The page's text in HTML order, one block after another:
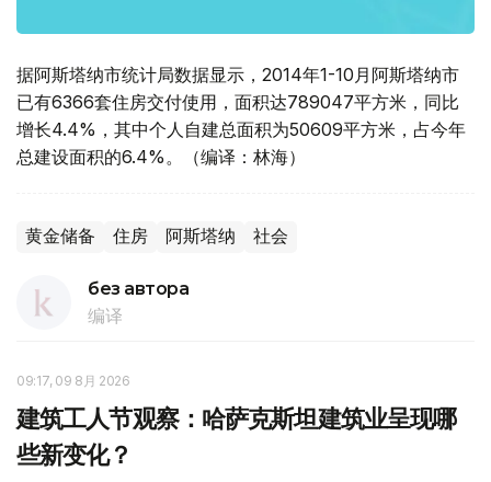
据阿斯塔纳市统计局数据显示，2014年1-10月阿斯塔纳市
已有6366套住房交付使用，面积达789047平方米，同比
增长4.4%，其中个人自建总面积为50609平方米，占今年
总建设面积的6.4%。（编译：林海）
黄金储备 住房 阿斯塔纳 社会
без автора
编译
09:17, 09 8月 2026
建筑工人节观察：哈萨克斯坦建筑业呈现哪
些新变化？